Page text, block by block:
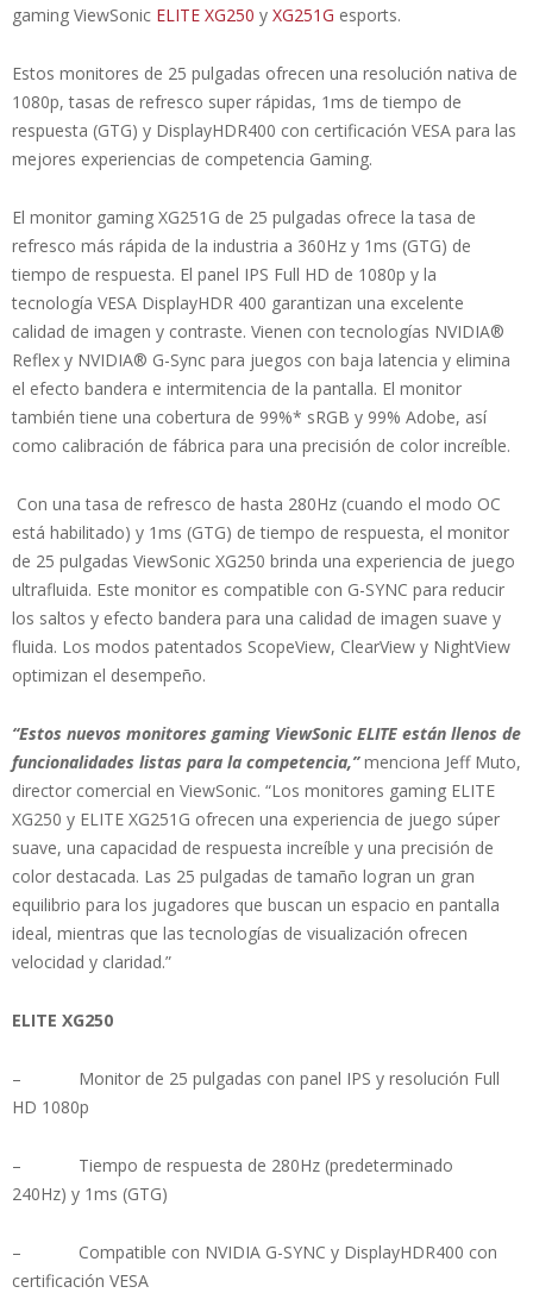
gaming ViewSonic ELITE XG250 y XG251G esports.
Estos monitores de 25 pulgadas ofrecen una resolución nativa de
1080p, tasas de refresco super rápidas, 1ms de tiempo de
respuesta (GTG) y DisplayHDR400 con certificación VESA para las
mejores experiencias de competencia Gaming.
El monitor gaming XG251G de 25 pulgadas ofrece la tasa de
refresco más rápida de la industria a 360Hz y 1ms (GTG) de
tiempo de respuesta. El panel IPS Full HD de 1080p y la
tecnología VESA DisplayHDR 400 garantizan una excelente
calidad de imagen y contraste. Vienen con tecnologías NVIDIA®
Reflex y NVIDIA® G-Sync para juegos con baja latencia y elimina
el efecto bandera e intermitencia de la pantalla. El monitor
también tiene una cobertura de 99%* sRGB y 99% Adobe, así
como calibración de fábrica para una precisión de color increíble.
Con una tasa de refresco de hasta 280Hz (cuando el modo OC
está habilitado) y 1ms (GTG) de tiempo de respuesta, el monitor
de 25 pulgadas ViewSonic XG250 brinda una experiencia de juego
ultrafluida. Este monitor es compatible con G-SYNC para reducir
los saltos y efecto bandera para una calidad de imagen suave y
fluida. Los modos patentados ScopeView, ClearView y NightView
optimizan el desempeño.
“Estos nuevos monitores gaming ViewSonic ELITE están llenos de
funcionalidades listas para la competencia,”menciona Jeff Muto,
director comercial en ViewSonic. “Los monitores gaming ELITE
XG250 y ELITE XG251G ofrecen una experiencia de juego súper
suave, una capacidad de respuesta increíble y una precisión de
color destacada. Las 25 pulgadas de tamaño logran un gran
equilibrio para los jugadores que buscan un espacio en pantalla
ideal, mientras que las tecnologías de visualización ofrecen
velocidad y claridad.”
ELITE XG250
– Monitor de 25 pulgadas con panel IPS y resolución Full
HD 1080p
– Tiempo de respuesta de 280Hz (predeterminado
240Hz) y 1ms (GTG)
– Compatible con NVIDIA G-SYNC y DisplayHDR400 con
certificación VESA